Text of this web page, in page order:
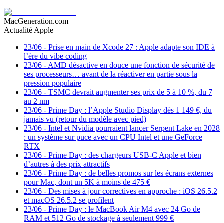
MacGeneration.com
Actualité Apple
23/06 - Prise en main de Xcode 27 : Apple adapte son IDE à
l’ère du vibe coding
23/06 - AMD désactive en douce une fonction de sécurité de
ses processeurs… avant de la réactiver en partie sous la
pression populaire
23/06 - TSMC devrait augmenter ses prix de 5 à 10 %, du 7
au 2 nm
23/06 - Prime Day : l’Apple Studio Display dès 1 149 €, du
jamais vu (retour du modèle avec pied)
23/06 - Intel et Nvidia pourraient lancer Serpent Lake en 2028
: un système sur puce avec un CPU Intel et une GeForce
RTX
23/06 - Prime Day : des chargeurs USB-C Apple et bien
d’autres à des prix attractifs
23/06 - Prime Day : de belles promos sur les écrans externes
pour Mac, dont un 5K à moins de 475 €
23/06 - Des mises à jour correctives en approche : iOS 26.5.2
et macOS 26.5.2 se profilent
23/06 - Prime Day : le MacBook Air M4 avec 24 Go de
RAM et 512 Go de stockage à seulement 999 €